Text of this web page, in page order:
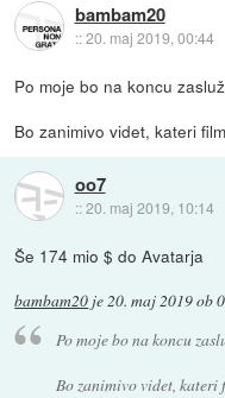
bambam20
::20. maj 2019, 00:44
Po moje bo na koncu
Bo zanimivo videt, kateri
oo7
::20. maj 2019, 10:14
Še 174 mio $ do Avatarja
bambam20 je20. maj 2019 ob
Po moje bo na koncu
Bo zanimivo videt,